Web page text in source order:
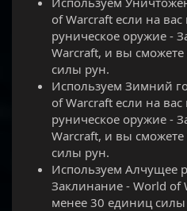
of Warcraft если на
руническое оружие -
Warcraft, и вы
силы рун.
Используем Зимний
of Warcraft если на
руническое оружие -
Warcraft, и вы
силы рун.
Используем Алчущее
Заклинание - World of
менее 30 единиц силы